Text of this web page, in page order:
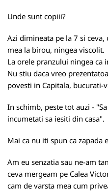
Unde sunt copiii?
Azi dimineata pe la 7 si
mea la birou, ningea viscolit.
La orele pranzului ningea ca
Nu stiu daca vreo
povesti in Capitala, bucurati-
In schimb, peste tot auzi -
incumetati sa iesiti din casa".
Mai ca nu iti spun ca zapada
Am eu senzatia sau ne-am
ceva mergeam pe Calea
cam de varsta mea cum